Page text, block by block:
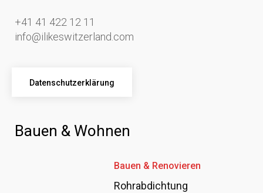
+41 41 422 12 11
info@ilikeswitzerland.com
Datenschutzerklärung
Bauen & Wohnen
Bauen & Renovieren
Rohrabdichtung